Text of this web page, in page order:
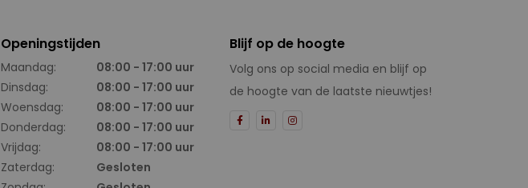
Openingstijden
Maandag:
08:00 - 17:00 uur
Dinsdag:
08:00 - 17:00 uur
Woensdag:
08:00 - 17:00 uur
Donderdag:
08:00 - 17:00 uur
Vrijdag:
08:00 - 17:00 uur
Zaterdag:
Gesloten
Blijf op de hoogte
Volg ons op social media en blijf op
de hoogte van de laatste nieuwtjes!